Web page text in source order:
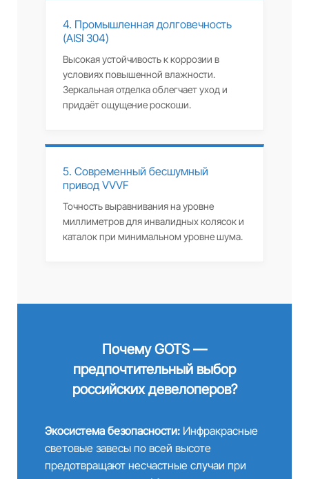
4. Промышленная долговечность
(AISI 304)
Высокая устойчивость к коррозии в
условиях повышенной влажности.
Зеркальная отделка облегчает уход и
придаёт ощущение роскоши.
5. Современный бесшумный
привод VVVF
Точность выравнивания на уровне
миллиметров для инвалидных колясок и
каталок при минимальном уровне шума.
Почему GOTS —
предпочтительный выбор
российских девелоперов?
Экосистема безопасности:Инфракрасные
световые завесы по всей высоте
предотвращают несчастные случаи при